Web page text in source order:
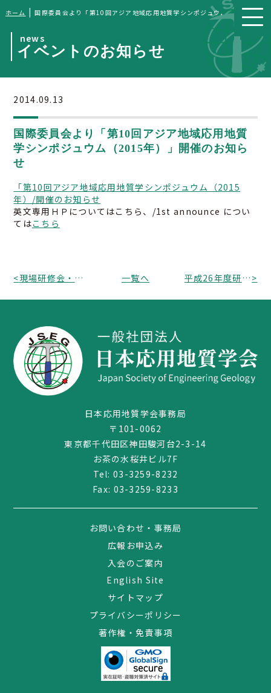
03-3259-8232
ホーム |国際委員会より「第10回アジア地域応用地質学シンポジュウム（2015年）
news
イベントのお知らせ
2014.09.13
国際委員会より「第10回アジア地域応用地質
学シンポジュウム（2015年）」開催のお知ら
せ
「第10回アジア地域応用地質学シンポジュウム（2015
年）/開催のお知らせ
英文専用ＨＰについてはこちら、/1st announce につい
てはこちら
< 現場研修会・講習会「伊豆大島土砂災害より学ぶ:土砂災害の要因と対策(伊豆大島豪雨災害緊急調査団報告)」 開催のお知らせ 一覧へ 平成26年度研究発表会のお知らせと原稿提出について >
日本応用地質学会事務局
〒101-0062
東京都千代田区神田駿河台2-3-14
お茶の水桜井ビル7F
Tel:03-3259-8232
Fax: 03-3259-8233
お問い合わせ・事務局
広報お申込み
入会のご案内
English Site
サイトマップ
プライバシーポリシー
著作権・免責事項